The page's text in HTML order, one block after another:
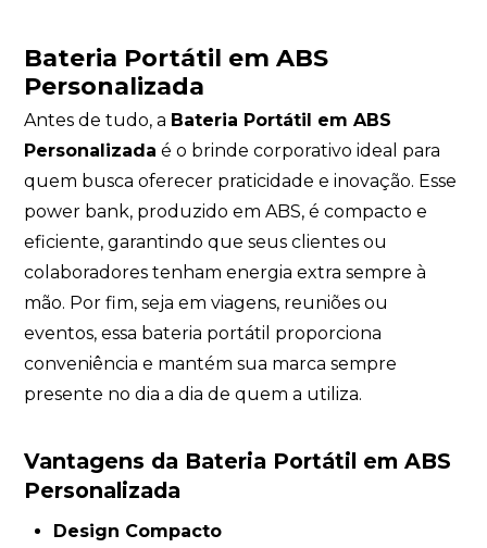
Bateria Portátil em ABS
Personalizada
Antes de tudo, a Bateria Portátil em ABS
Personalizada é o brinde corporativo ideal para
quem busca oferecer praticidade e inovação. Esse
power bank, produzido em ABS, é compacto e
eficiente, garantindo que seus clientes ou
colaboradores tenham energia extra sempre à
mão. Por fim, seja em viagens, reuniões ou
eventos, essa bateria portátil proporciona
conveniência e mantém sua marca sempre
presente no dia a dia de quem a utiliza.
Vantagens da Bateria Portátil em ABS
Personalizada
Design Compacto